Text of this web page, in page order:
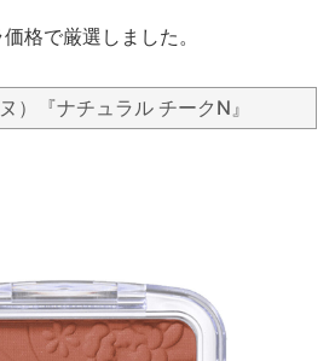
格で厳選しました。
）『ナチュラル チークN』